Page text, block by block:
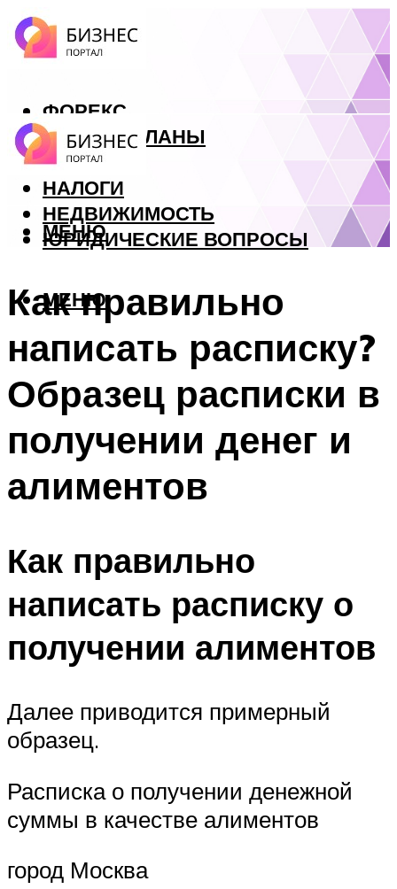
ФОРЕКС
БИЗНЕС ПЛАНЫ
КРЕДИТЫ
НАЛОГИ
НЕДВИЖИМОСТЬ
ЮРИДИЧЕСКИЕ ВОПРОСЫ
МЕНЮ
МЕНЮ
Как правильно
написать расписку?
Образец расписки в
получении денег и
алиментов
Как правильно
написать расписку о
получении алиментов
Далее приводится примерный
образец.
Расписка о получении денежной
суммы в качестве алиментов
город Москва